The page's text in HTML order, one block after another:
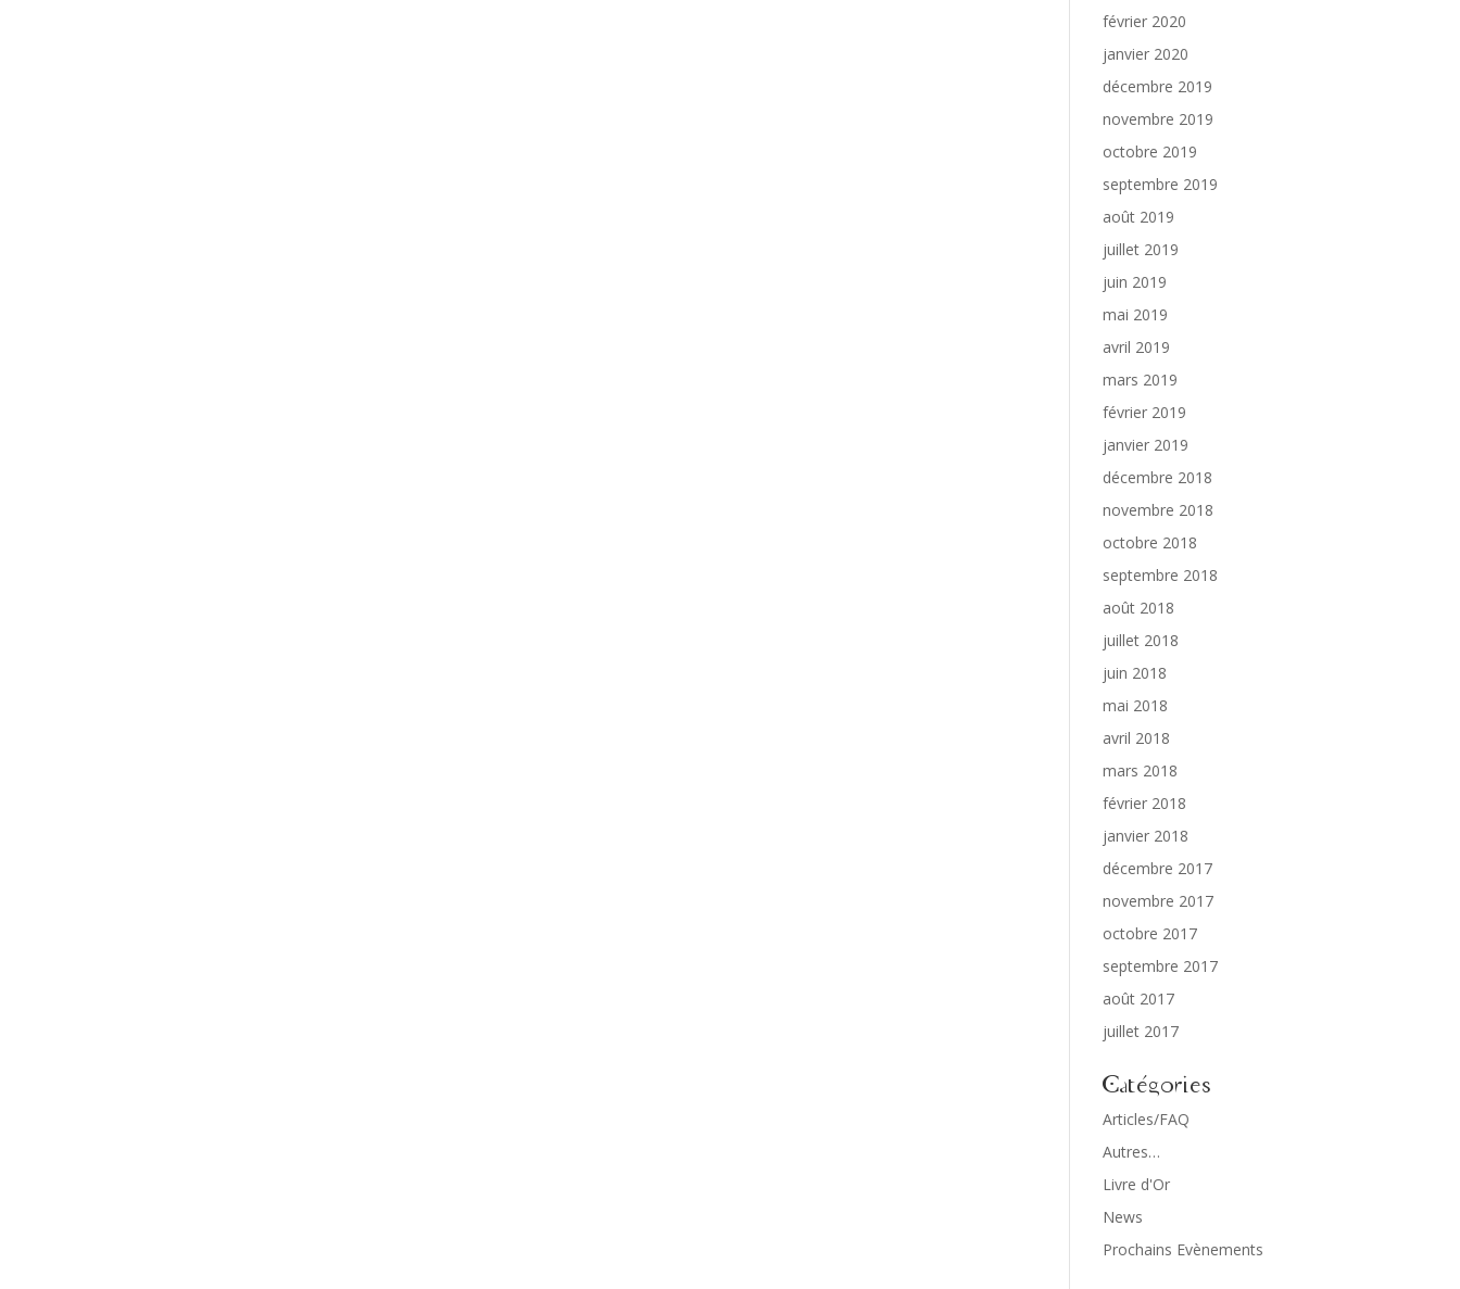
février 2020
janvier 2020
décembre 2019
novembre 2019
octobre 2019
septembre 2019
août 2019
juillet 2019
juin 2019
mai 2019
avril 2019
mars 2019
février 2019
janvier 2019
décembre 2018
novembre 2018
octobre 2018
septembre 2018
août 2018
juillet 2018
juin 2018
mai 2018
avril 2018
mars 2018
février 2018
janvier 2018
décembre 2017
novembre 2017
octobre 2017
septembre 2017
août 2017
juillet 2017
Catégories
Articles/FAQ
Autres…
Livre d'Or
News
Prochains Evènements